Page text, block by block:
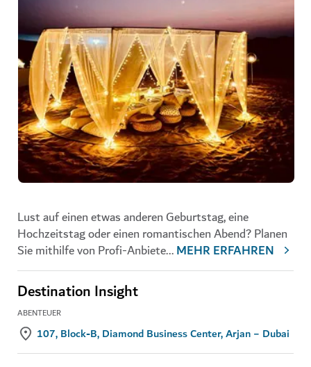
Lust auf einen etwas anderen Geburtstag, eine
Hochzeitstag oder einen romantischen Abend? Planen
Sie mithilfe von Profi-Anbiete...MEHR ERFAHREN
Destination Insight
ABENTEUER
107, Block-B, Diamond Business Center, Arjan − Dubai